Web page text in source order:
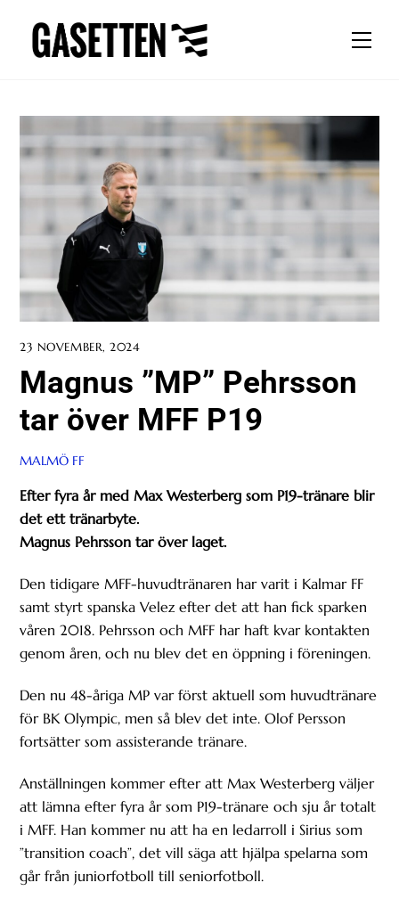
content
23 NOVEMBER, 2024
Magnus ”MP” Pehrsson
tar över MFF P19
MALMÖ FF
Efter fyra år med Max Westerberg som P19-tränare blir
det ett tränarbyte.
Magnus Pehrsson tar över laget.
Den tidigare MFF-huvudtränaren har varit i Kalmar FF
samt styrt spanska Velez efter det att han fick sparken
våren 2018. Pehrsson och MFF har haft kvar kontakten
genom åren, och nu blev det en öppning i föreningen.
Den nu 48-åriga MP var först aktuell som huvudtränare
för BK Olympic, men så blev det inte. Olof Persson
fortsätter som assisterande tränare.
Anställningen kommer efter att Max Westerberg väljer
att lämna efter fyra år som P19-tränare och sju år totalt
i MFF. Han kommer nu att ha en ledarroll i Sirius som
”transition coach”, det vill säga att hjälpa spelarna som
går från juniorfotboll till seniorfotboll.